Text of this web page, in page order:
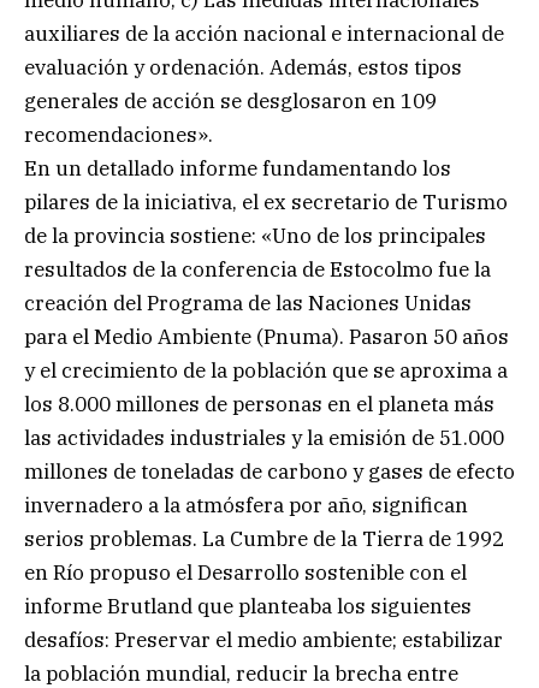
auxiliares de la acción nacional e internacional de
evaluación y ordenación. Además, estos tipos
generales de acción se desglosaron en 109
recomendaciones».
En un detallado informe fundamentando los
pilares de la iniciativa, el ex secretario de Turismo
de la provincia sostiene: «Uno de los principales
resultados de la conferencia de Estocolmo fue la
creación del Programa de las Naciones Unidas
para el Medio Ambiente (Pnuma). Pasaron 50 años
y el crecimiento de la población que se aproxima a
los 8.000 millones de personas en el planeta más
las actividades industriales y la emisión de 51.000
millones de toneladas de carbono y gases de efecto
invernadero a la atmósfera por año, significan
serios problemas. La Cumbre de la Tierra de 1992
en Río propuso el Desarrollo sostenible con el
informe Brutland que planteaba los siguientes
desafíos: Preservar el medio ambiente; estabilizar
la población mundial, reducir la brecha entre